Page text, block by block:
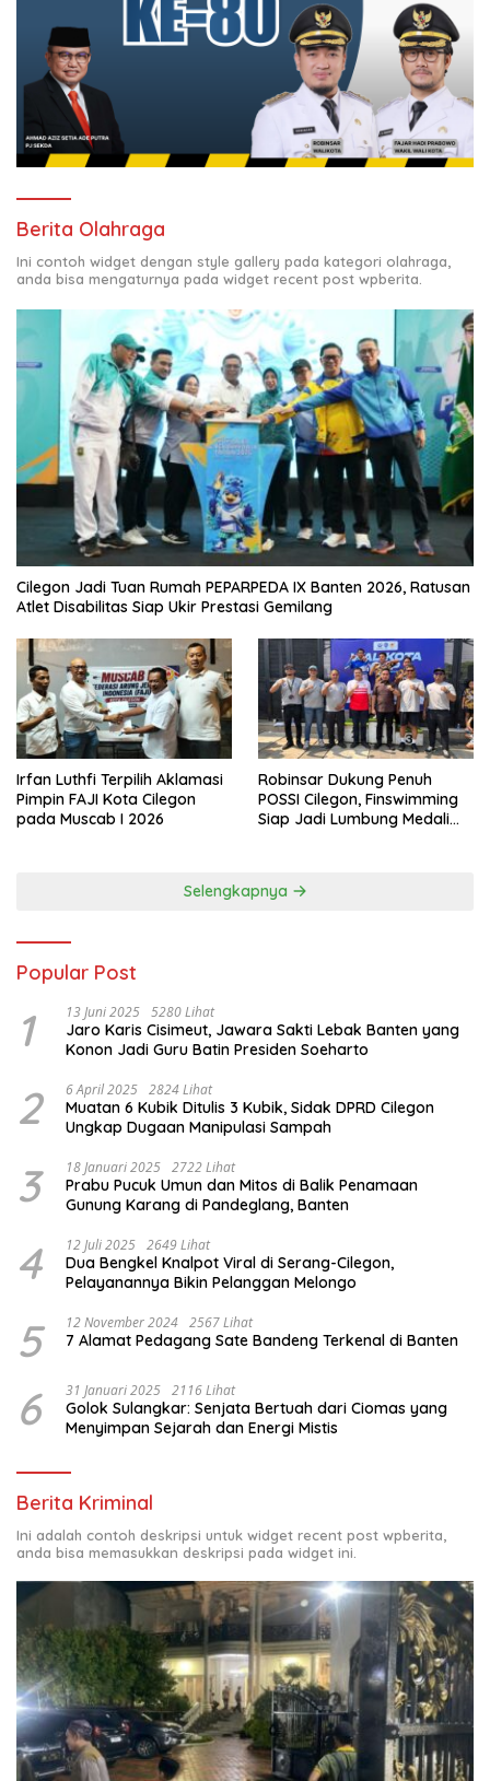
Berita Olahraga
Ini contoh widget dengan style gallery pada kategori olahraga,
anda bisa mengaturnya pada widget recent post wpberita.
Cilegon Jadi Tuan Rumah PEPARPEDA IX Banten 2026, Ratusan
Atlet Disabilitas Siap Ukir Prestasi Gemilang
Irfan Luthfi Terpilih Aklamasi
Pimpin FAJI Kota Cilegon
pada Muscab I 2026
Robinsar Dukung Penuh
POSSI Cilegon, Finswimming
Siap Jadi Lumbung Medali
Selengkapnya
Popular Post
1 13 Juni 2025 5280 Lihat
Jaro Karis Cisimeut, Jawara Sakti Lebak Banten yang
Konon Jadi Guru Batin Presiden Soeharto
2 6 April 2025 2824 Lihat
Muatan 6 Kubik Ditulis 3 Kubik, Sidak DPRD Cilegon
Ungkap Dugaan Manipulasi Sampah
3 18 Januari 2025 2722 Lihat
Prabu Pucuk Umun dan Mitos di Balik Penamaan
Gunung Karang di Pandeglang, Banten
4 12 Juli 2025 2649 Lihat
Dua Bengkel Knalpot Viral di Serang-Cilegon,
Pelayanannya Bikin Pelanggan Melongo
5 12 November 2024 2567 Lihat
7 Alamat Pedagang Sate Bandeng Terkenal di Banten
6 31 Januari 2025 2116 Lihat
Golok Sulangkar: Senjata Bertuah dari Ciomas yang
Menyimpan Sejarah dan Energi Mistis
Berita Kriminal
Ini adalah contoh deskripsi untuk widget recent post wpberita,
anda bisa memasukkan deskripsi pada widget ini.